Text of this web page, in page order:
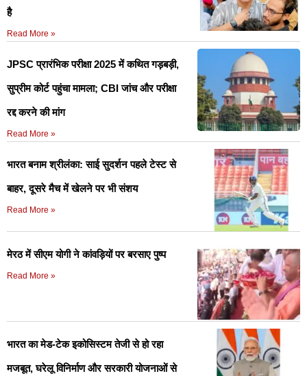
है
Read More »
JPSC प्रारंभिक परीक्षा 2025 में कथित गड़बड़ी,
सुप्रीम कोर्ट पहुंचा मामला; CBI जांच और परीक्षा
रद्द करने की मांग
Read More »
भारत बनाम श्रीलंका: साई सुदर्शन पहले टेस्ट से
बाहर, दूसरे मैच में खेलने पर भी संशय
Read More »
मेरठ में सीएम योगी ने कांवड़ियों पर बरसाए पुष्प
Read More »
भारत का मेड-टेक इकोसिस्टम तेजी से हो रहा
मजबूत, घरेलू विनिर्माण और सरकारी योजनाओं से